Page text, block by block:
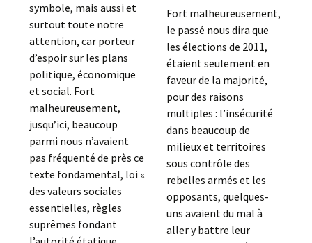
symbole, mais aussi et
surtout toute notre
attention, car porteur
d’espoir sur les plans
politique, économique
et social. Fort
malheureusement,
jusqu’ici, beaucoup
parmi nous n’avaient
pas fréquenté de près ce
texte fondamental, loi «
des valeurs sociales
essentielles, règles
suprêmes fondant
Fort malheureusement,
le passé nous dira que
les élections de 2011,
étaient seulement en
faveur de la majorité,
pour des raisons
multiples : l’insécurité
dans beaucoup de
milieux et territoires
sous contrôle des
rebelles armés et les
opposants, quelques-
uns avaient du mal à
aller y battre leur